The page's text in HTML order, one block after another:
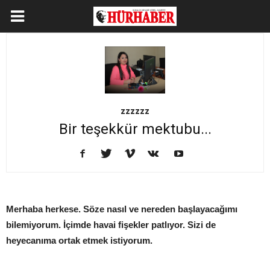
zzzzzz
Bir teşekkür mektubu...
Merhaba herkese. Söze nasıl ve nereden başlayacağımı
bilemiyorum. İçimde havai fişekler patlıyor. Sizi de
heyecanıma ortak etmek istiyorum.